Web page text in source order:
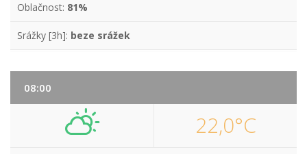
Oblačnost: 81%
Srážky [3h]: beze srážek
08:00
22,0°C